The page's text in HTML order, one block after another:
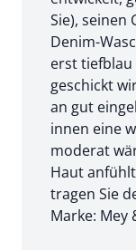
Sie), seinen
Denim-
erst
geschickt
an gut
innen eine
moderat
Haut
tragen Sie
Marke: Mey